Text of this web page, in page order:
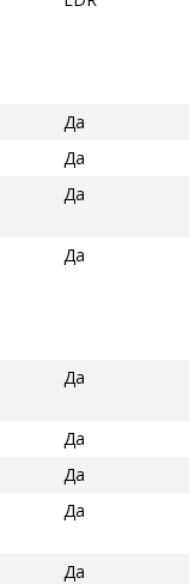
Да
Да
Да
Да
Да
Да
Да
Да
Да